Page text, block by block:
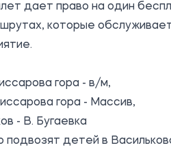
дает право на один
которые
гора - в/м,
гора - Массив,
- В. Бугаевка
подвозят детей в